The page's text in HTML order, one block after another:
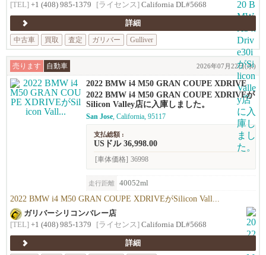
[TEL] +1 (408) 985-1379 [ライセンス] California DL#5668
詳細
中古車
買取 査定 ガリバー Gulliver
売ります 自動車 2026年07月22日(水)
2022 BMW i4 M50 GRAN COUPE XDRIVE
2022 BMW i4 M50 GRAN COUPE XDRIVEが
Silicon Valley店に入庫しました。
San Jose, California, 95117
支払総額 :
USドル 36,998.00
[車体価格] 36998
走行距離 40052ml
2022 BMW i4 M50 GRAN COUPE XDRIVEがSilicon Vall...
ガリバーシリコンバレー店
[TEL] +1 (408) 985-1379 [ライセンス] California DL#5668
詳細